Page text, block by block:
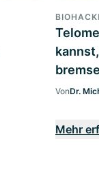
kannst,
bremsen
VonDr.
Mehr